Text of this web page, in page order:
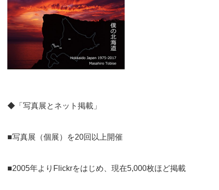
◆「写真展とネット掲載」
■写真展（個展）を20回以上開催
■2005年よりFlickrをはじめ、現在5,000枚ほど掲載